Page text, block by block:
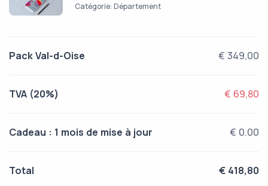
Catégorie: Département
Pack Val-d-Oise € 349,00
TVA (20%) € 69,80
Cadeau : 1 mois de mise à jour € 0.00
Total € 418,80